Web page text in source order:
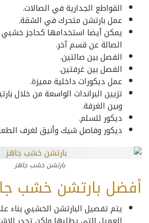
القواطع الجدارية في الصالات.
عمل بارتشن متحرك في الشقة.
يمكن أيضا استخدامها كحاجز
الصالة عن قسم آخر.
الفصل بين صالتين.
الفصل بين غرفتين.
عمل ديكورات داخلية مميزة.
تزيين البراندات الواسعة من خلال
وبين الغرفة.
ديكور للسلم.
ديكور وفاصل شيك وأنيق لغرف
بارتشن خشب جاهز
أفضل بارتشن خشب
يتم تفصيل البارتشن الخشبي بناء